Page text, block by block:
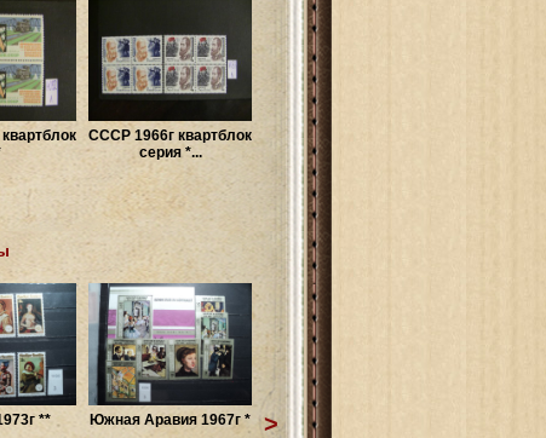
СССР 1966г квартблок
серия *...
** Южная Аравия 1967г * >